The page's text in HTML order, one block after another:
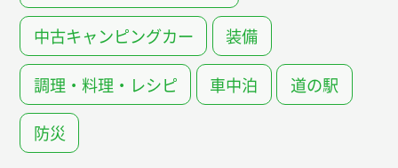
中古キャンピングカー 装備
調理・料理・レシピ 車中泊 道の駅
防災